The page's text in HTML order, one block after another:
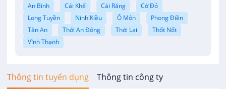
An Bình Cái Khế Cái Răng
Cờ Đỏ
Long Tuyền
Ninh Kiều Ô Môn
Phong Điền
Tân An
Thới An Đông Thới Lai
Thốt Nốt
Vĩnh Thạnh
Thông tin tuyển dụng Thông tin công ty